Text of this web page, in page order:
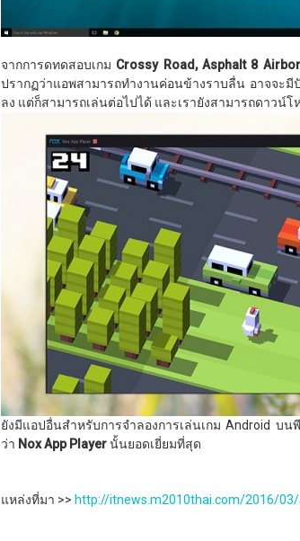
จากการดทดสอบเกม Crossy Road, Asphalt 8
ปรากฏว่าแอพสามารถทำงานค่อนข้างราบลื่น อาจจะ
ลง แต่ก็สามารถเล่นต่อไปได้ และเรายังสามารถดาวน์โ
ยังมีแอปอื่นสำหรับการจำลองการเล่นเกม Android บ
ว่า Nox App Playerนั้นยอดเยี่ยมที่สุด
แหล่งที่มา >> http://itnews.m2010thai.com/2016/